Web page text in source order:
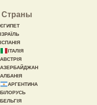
Страны
ЄГИПЕТ
ІЗРАЇЛЬ
ІСПАНІЯ
ІТАЛІЯ
АВСТРІЯ
АЗЕРБАЙДЖАН
АЛБАНІЯ
АРГЕНТИНА
БІЛОРУСЬ
БЕЛЬГІЯ